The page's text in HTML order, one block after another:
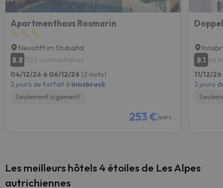
Apartmenthaus Rosmarin
Neustift im Stubaital
8.8 1123 commentaires
04/12/26 à 06/12/26 (2 nuits)
2 jours de forfait à Innsbruck
Seulement logement
253 €/pers.
8.1 66
11/12/
2 jours
Les meilleurs hôtels 4 étoiles de Les Alpes
autrichiennes